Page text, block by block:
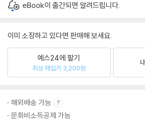
eBook이 출간되면 알려드립니다.
이미 소장하고 있다면 판매해 보세요.
예스24에 팔기
최상 매입가 3,200원
해외배송 가능
문화비소득공제 가능